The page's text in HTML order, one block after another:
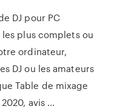
DJ pour PC
plus complets ou
ordinateur,
DJ ou les amateurs
Table de mixage
avis ...